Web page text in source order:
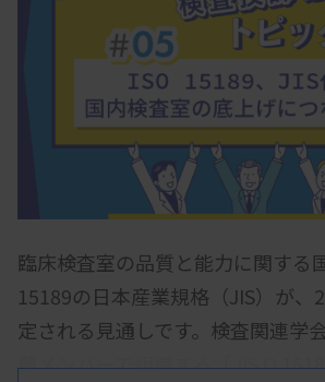
臨床検査室の品質と能力に関する
15189の日本産業規格（JIS）が、
定される見通しです。検査関連学
薦メンバーで組織する「JIS Q